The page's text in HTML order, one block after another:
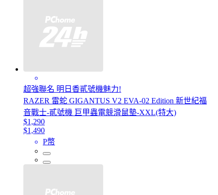
超強聯名 明日香貳號機魅力!
RAZER 雷蛇 GIGANTUS V2 EVA-02 Edition 新世紀福
音戰士-貳號機 巨甲蟲電競滑鼠墊-XXL(特大)
$1,290
$1,490
P幣